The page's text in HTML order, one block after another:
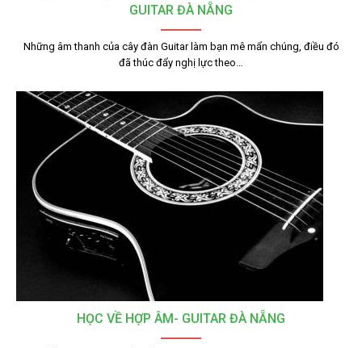
GUITAR ĐÀ NẴNG
Những âm thanh của cây đàn Guitar làm bạn mê mẩn chúng, điều đó
đã thúc đẩy nghị lực theo…
HỌC VỀ HỢP ÂM- GUITAR ĐÀ NẴNG